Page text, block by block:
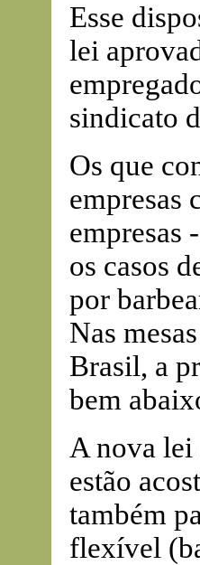
Esse
lei
sindicato
Os que
empresas
empresas
os casos
por
Nas
Brasil, a
bem
A nova lei
estão
também
flexível